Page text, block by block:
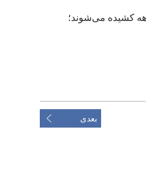
کشیده می‌شوند؛‏
بعدی